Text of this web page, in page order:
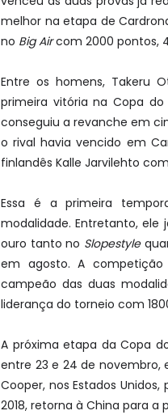
melhor na etapa de
no Big Aircom 2000 pontos,
Entre os homens, Takeru
primeira vitória na Copa do
conseguiu a revanche em
o rival havia vencido em
finlandês Kalle Jarvilehto
Essa é a primeira
modalidade. Entretanto,
ouro tanto no Slopestyle
em agosto. A
campeão das duas
liderança do torneio com
A próxima etapa da Copa
entre 23 e 24 de novembro,
Cooper, nos Estados Unidos,
2018, retorna à China para a